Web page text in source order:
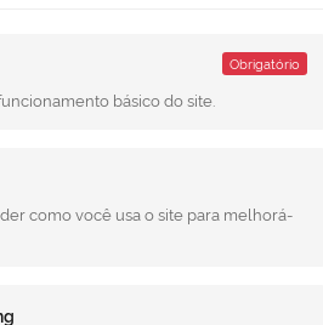
Obrigatório
básico do site.
como você usa o site para melhorá-